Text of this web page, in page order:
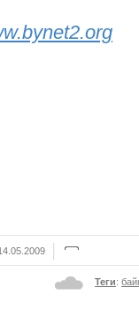
Теги: